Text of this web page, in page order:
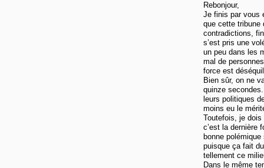
Rebonjour,
Je finis par vous
que cette tribune
contradictions,
s’est pris une
un peu dans les
mal de
force est
Bien sûr, on ne
quinze
leurs politiques
moins eu le
Toutefois, je
c’est la dernière
bonne
puisque ça fait
tellement ce
Dans le même